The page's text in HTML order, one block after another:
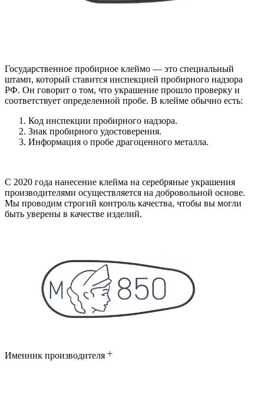
Государственное пробирное клеймо — это специальный
штамп, который ставится инспекцией пробирного надзора
РФ. Он говорит о том, что украшение прошло проверку и
соответствует определенной пробе. В клейме обычно есть:
Код инспекции пробирного надзора.
Знак пробирного удостоверения.
Информация о пробе драгоценного металла.
С 2020 года нанесение клейма на серебряные украшения
производителями осуществляется на добровольной основе.
Мы проводим строгий контроль качества, чтобы вы могли
быть уверены в качестве изделий.
Именник производителя